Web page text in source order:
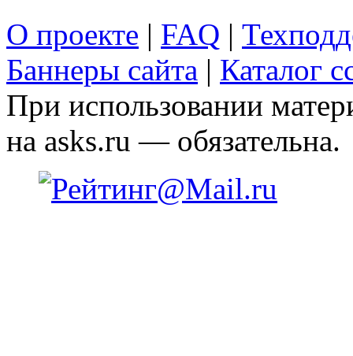
О проекте | FAQ |
Баннеры сайта | Каталог
При использовании
на asks.ru — обязательна.